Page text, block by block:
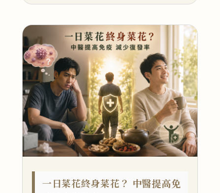
一日菜花終身菜花？ 中醫提高免